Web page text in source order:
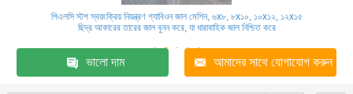
পিএলসি স্টপ স্বয়ংক্রিয় নিয়ন্ত্রণ গ্যাবিওন জাল মেশিন, ৬x৮, ৮x১০, ১০x১২, ১২x১৫
ছিদ্র আকারের তারের জাল বুনন করে, যা ধারাবাহিক জাল নিশ্চিত করে
ভালো দাম আমাদের সাথে যোগাযোগ করুন